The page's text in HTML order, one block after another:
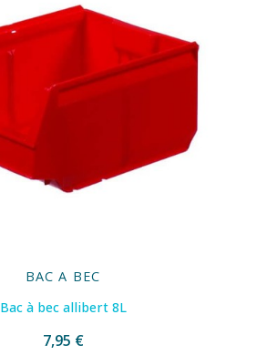
BAC A BEC
Bac à bec allibert 8L
7,95 €